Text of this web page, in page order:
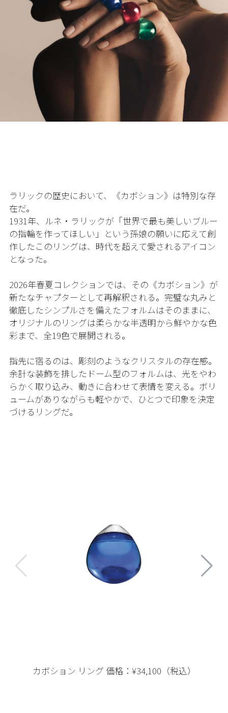
ラリックの歴史において、《カボション》は特別な存
在だ。
1931年、ルネ・ラリックが「世界で最も美しいブルー
の指輪を作ってほしい」という孫娘の願いに応えて創
作したこのリングは、時代を超えて愛されるアイコン
となった。
2026年春夏コレクションでは、その《カボション》が
新たなチャプターとして再解釈される。完璧な丸みと
徹底したシンプルさを備えたフォルムはそのままに、
オリジナルのリングは柔らかな半透明から鮮やかな色
彩まで、全19色で展開される。
指先に宿るのは、彫刻のようなクリスタルの存在感。
余計な装飾を排したドーム型のフォルムは、光をやわ
らかく取り込み、動きに合わせて表情を変える。ボリ
ュームがありながらも軽やかで、ひとつで印象を決定
づけるリングだ。
カボション リング 価格：¥34,100（税込）